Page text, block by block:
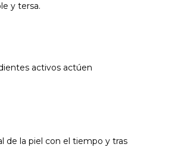
y tersa.
activos actúen
de la piel con el tiempo y tras